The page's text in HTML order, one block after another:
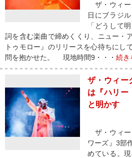
ザ・ウィー
日にブラジ
「どうして
詞を含む楽曲で締めくくり、ニュー・
トゥモロー』のリリースを心待ちにし
問を抱かせた。 現地時間9・・・ 続き
ザ・ウィー
は『ハリー
と明かす
ザ・ウィー
ワーズ』3部
めている。